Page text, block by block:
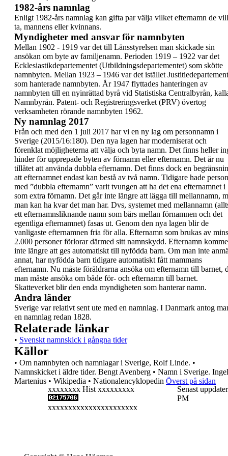
xxxxxxxx Hist xxxxxxxxx
xxxxxxxxxxxxxxxxxxxxxx
Senast
PM
1982-års namnlag
Enligt 1982-års namnlag kan gifta par välja vilket efternamn de
ta, mannens eller kvinnans.
Myndigheter med ansvar för namnbyten
Mellan 1902 - 1919 var det till Länsstyrelsen man skickade sin
ansökan om byte av familjenamn. Perioden 1919 – 1922 var det
Ecklesiastikdepartementet (Utbildningsdepartementet) som skötte
namnbyten. Mellan 1923 – 1946 var det istället
som hanterade namnbyten. År 1947 flyttades hanteringen av
namnbyten till en nyinrättad byrå vid Statistiska Centralbyrån,
Namnbyrån. Patent- och Registreringsverket (PRV) övertog
verksamheten rörande namnbyten 1962.
Ny namnlag 2017
Från och med den 1 juli 2017 har vi en ny lag om personnamn i
Sverige (2015/16:180). Den nya lagen har moderniserat och
förenklat möjligheterna att välja och byta namn. Det finns heller
hinder förupprepade byten av förnamn eller efternamn. Det är nu
tillåtet att använda dubbla efternamn. Det finns dock en
att efternamnet endast kan bestå av två namn. Tidigare hade
med ”dubbla efternamn” varit tvungen att ha det ena efternamnet i
som extra förnamn. Det går inte längre att lägga till mellannamn,
man kan ha kvar det man har. Dvs, systemet med mellannamn
ett efternamnsliknande namn som bärs mellan förnamnen och det
egentliga efternamnet) fasas ut. Genom den nya lagen blir de
vanligaste efternamnen fria för alla. Efternamn som brukas av
2.000 personer förlorar därmed sitt namnskydd. Efternamn
inte längre att ges automatiskt till nyfödda barn. Om man inte
annat, harnyfödda barn tidigare automatiskt fått mammans
efternamn. Nu måste föräldrarna ansöka om efternamn till barnet,
man måste ansöka om både för- och efternamn till barnet.
Skatteverket blir den enda myndigheten som hanterar namn.
Andra länder
Sverige var relativt sent ute med en namnlag. I Danmark antog
en namnlag redan 1828.
Relaterade länkar
• Svenskt namnskick i gångna tider
Källor
• Om namnbyten och namnlagar i Sverige, RolfLinde. •
Namnskicket i äldre tider. Bengt Avenberg • Namn i Sverige.
Martenius • Wikipedia • Nationalencyklopedin Överst på sidan